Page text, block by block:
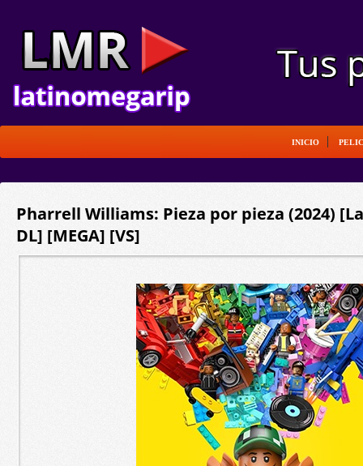
INICIO
Pharrell Williams: Pieza por pieza (2024)
DL] [MEGA] [VS]